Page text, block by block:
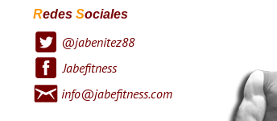
Redes Sociales
@jabenitez88
Jabefitness
info@jabefitness.com